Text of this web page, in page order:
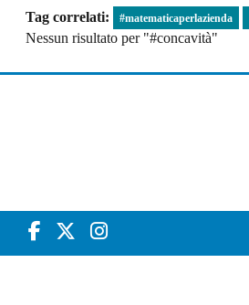
Tag correlati: #matematicaperlazienda
Nessun risultato per "#concavità"